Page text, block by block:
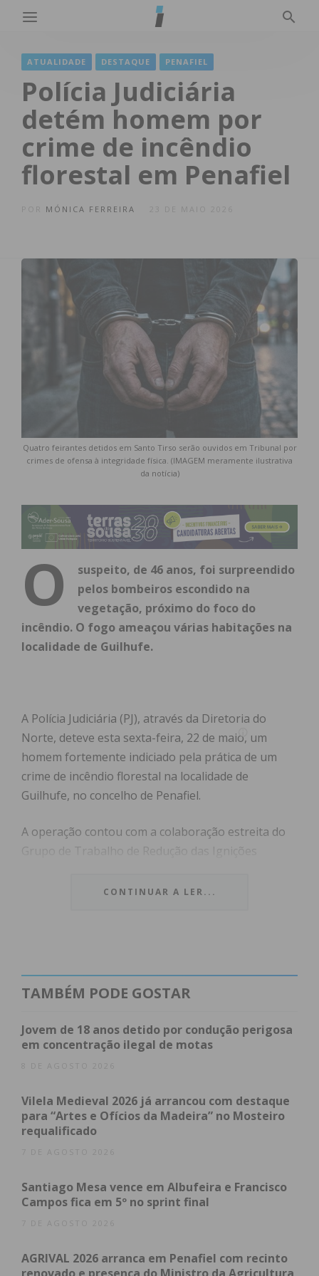
ATUALIDADE DESTAQUE PENAFIEL
Polícia Judiciária
detém homem por
crime de incêndio
florestal em Penafiel
MÓNICA FERREIRA 23 DE MAIO 2026
Quatro feirantes detidos em Santo Tirso serão ouvidos em Tribunal por
crimes de ofensa à integridade física. (IMAGEM meramente ilustrativa
da notícia)
O
suspeito, de 46 anos, foi surpreendido
pelos bombeiros escondido na
vegetação, próximo do foco do
incêndio. O fogo ameaçou várias habitações na
localidade de Guilhufe.
A Polícia Judiciária (PJ), através da Diretoria do
Norte, deteve esta sexta-feira, 22 de maio, um
homem fortemente indiciado pela prática de um
crime de incêndio florestal na localidade de
Guilhufe, no concelho de Penafiel.
A operação contou com a colaboração estreita do
Grupo de Trabalho de Redução das Ignições
contributo decisivo dos Bombeiros Voluntários de
Habitações em perigo e alerta popular
Suspeito já tem antecedentes criminais
Habitações em perigo e alerta
De acordo com as autoridades, o suspeito terá
recorrido ao uso de chama direta para deflagrar o
incêndio no interior de uma densa mancha florestal.
descontrolada, gerando um elevado alarme social
na comunidade e colocando em perigo várias
infraestruturas e edifícios, essencialmente
CONTINUAR A LER...
TAMBÉM PODE GOSTAR
Jovem de 18 anos detido por condução perigosa
em concentração ilegal de motas
8 DE AGOSTO 2026
Vilela Medieval 2026 já arrancou com destaque
para “Artes e Ofícios da Madeira” no Mosteiro
requalificado
7 DE AGOSTO 2026
Santiago Mesa vence em Albufeira e Francisco
Campos fica em 5º no sprint final
7 DE AGOSTO 2026
AGRIVAL 2026 arranca em Penafiel com recinto